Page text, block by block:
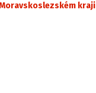
Moravskoslezském kraji